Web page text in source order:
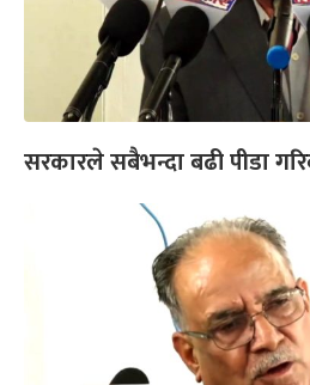
सरकारले सबैभन्दा बढी पीडा